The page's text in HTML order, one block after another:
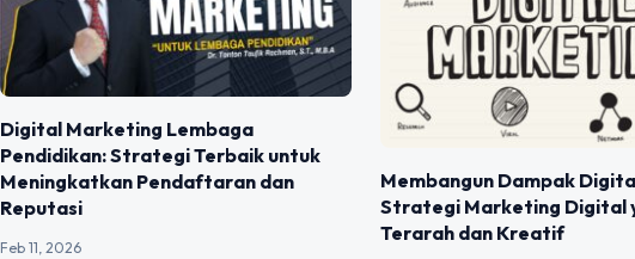
Digital Marketing Lembaga
Pendidikan: Strategi Terbaik untuk
Meningkatkan Pendaftaran dan
Reputasi
Feb 11, 2026
Membangun Dampak
Strategi Marketing Digital
Terarah dan Kreatif